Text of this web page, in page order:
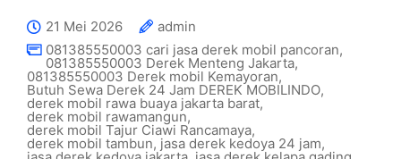
21 Mei 2026
admin
081385550003 cari jasa derek mobil pancoran,
081385550003 Derek Menteng Jakarta,
081385550003 Derek mobil Kemayoran,
Butuh Sewa Derek 24 Jam DEREK MOBILINDO,
derek mobil rawa buaya jakarta barat,
derek mobil rawamangun,
derek mobil Tajur Ciawi Rancamaya,
derek mobil tambun, jasa derek kedoya 24 jam,